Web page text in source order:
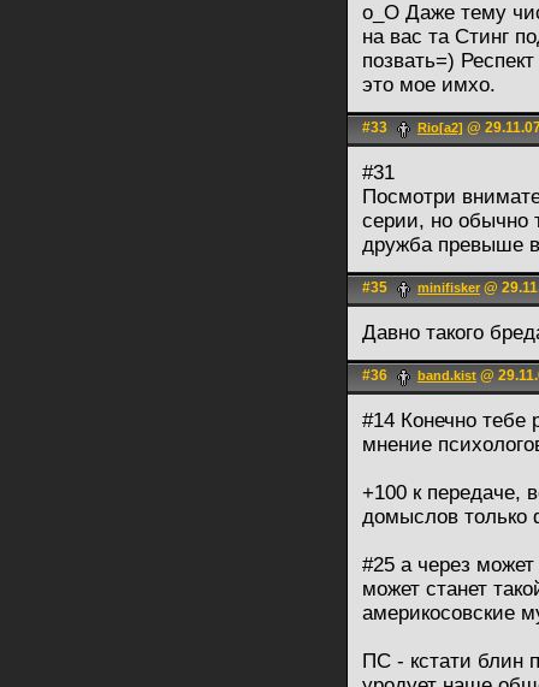
о_О Даже тему
на вас та Стинг
позвать=)
это мое имхо.
#33 Rio[a2] @
#31
Посмотри
серии, но обычно
дружба превыше
#35 minifisker @
Давно такого
#36 band.kist @
#14 Конечно тебе
мнение
+100 к передаче,
домыслов только
#25 а через
может станет
америкосовские
ПС - кстати блин